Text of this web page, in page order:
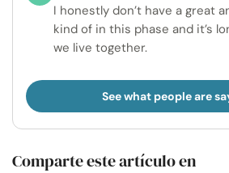
I honestly don’t have a great
kind of in this phase and it’s
we live together.
See what people are
Comparte este artículo en